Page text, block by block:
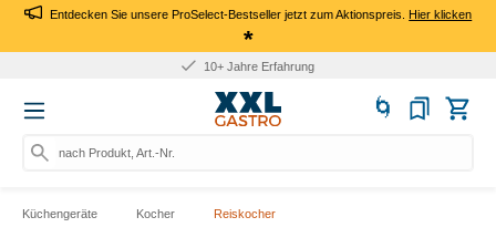
Entdecken Sie unsere ProSelect-Bestseller jetzt zum Aktionspreis.Hier klicken
*
Für Firmen: Kauf auf Rechnung
nach Produkt, Art.-Nr., Marke su
Küchengeräte Kocher Reiskocher